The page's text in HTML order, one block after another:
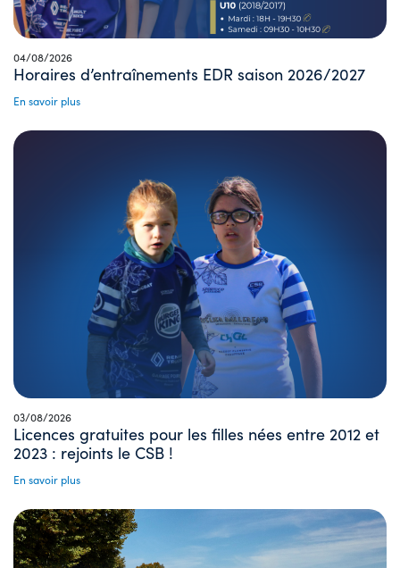
04/08/2026
Horaires d’entraînements EDR saison 2026/2027
En savoir plus
03/08/2026
Licences gratuites pour les filles nées entre 2012 et
2023 : rejoints le CSB !
En savoir plus